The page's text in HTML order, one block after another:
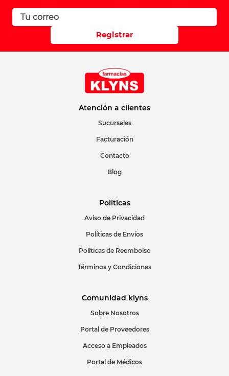
Califique el producto de 1 a 5 estrellas
Correo electrónico
ENVIAR COMENTARIO
Registrar
Atención a clientes
Sucursales
Facturación
Contacto
Blog
Políticas
Aviso de Privacidad
Políticas de Envíos
Políticas de Reembolso
Términos y Condiciones
Comunidad klyns
Sobre Nosotros
Portal de Proveedores
Acceso a Empleados
Portal de Médicos